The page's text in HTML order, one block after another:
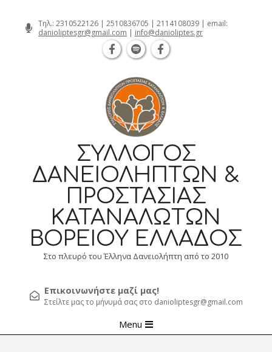
Τηλ.: 2310522126 | 2510836705 | 2114108039 | email:
danioliptesgr@gmail.com | info@danioliptes.gr
ΣΎΛΛΟΓΟΣ
ΔΑΝΕΙΟΛΗΠΤΏΝ &
ΠΡΟΣΤΑΣΊΑΣ
ΚΑΤΑΝΑΛΩΤΏΝ
ΒΟΡΕΊΟΥ ΕΛΛΆΔΟΣ
Στο πλευρό του Έλληνα Δανειολήπτη από το 2010
Επικοινωνήστε μαζί μας!
Στείλτε μας το μήνυμά σας στο danioliptesgr@gmail.com
Navigation
Menu